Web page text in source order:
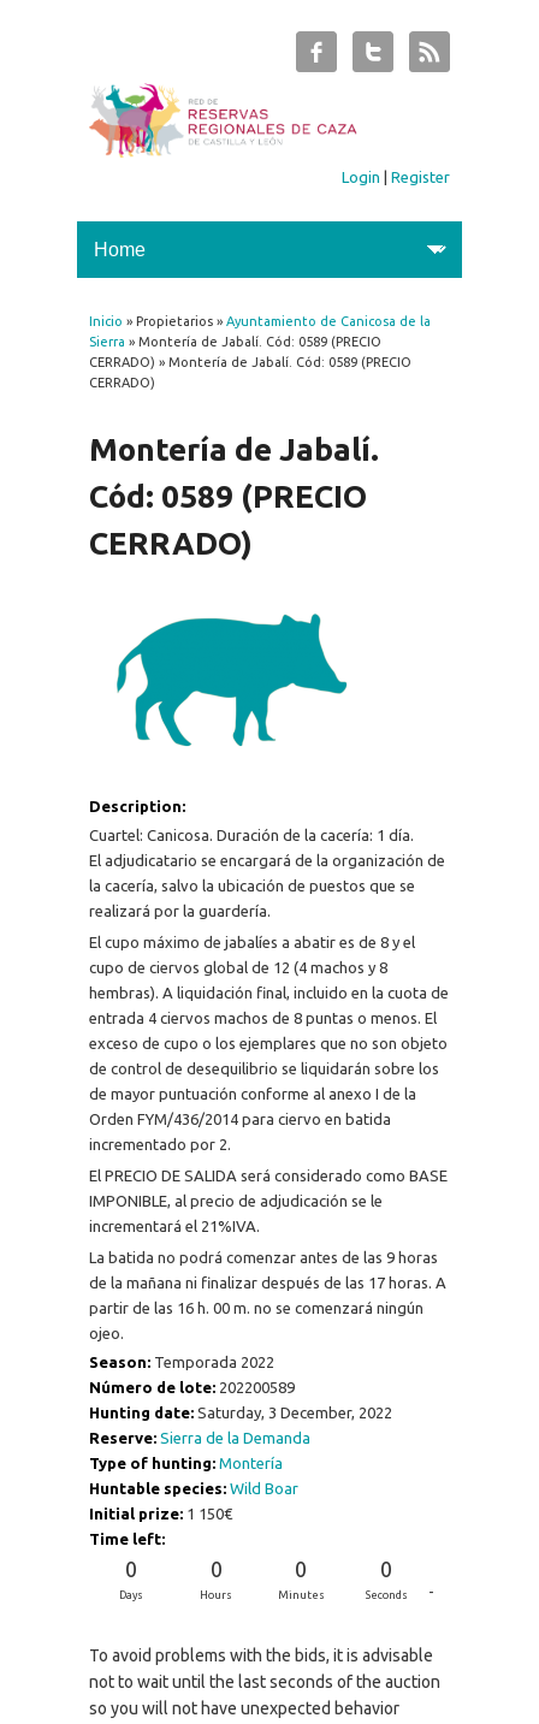
Login |Register
You are here
Inicio » Propietarios » Ayuntamiento de Canicosa de la
Sierra » Montería de Jabalí. Cód: 0589 (PRECIO
CERRADO) » Montería de Jabalí. Cód: 0589 (PRECIO
CERRADO)
Montería de Jabalí.
Cód: 0589 (PRECIO
CERRADO)
Description:
Cuartel: Canicosa. Duración de la cacería: 1 día.
El adjudicatario se encargará de la organización de
la cacería, salvo la ubicación de puestos que se
realizará por la guardería.
El cupo máximo de jabalíes a abatir es de 8 y el
cupo de ciervos global de 12 (4 machos y 8
hembras). A liquidación final, incluido en la cuota de
entrada 4 ciervos machos de 8 puntas o menos. El
exceso de cupo o los ejemplares que no son objeto
de control de desequilibrio se liquidarán sobre los
de mayor puntuación conforme al anexo I de la
Orden FYM/436/2014 para ciervo en batida
incrementado por 2.
El PRECIO DE SALIDA será considerado como BASE
IMPONIBLE, al precio de adjudicación se le
incrementará el 21%IVA.
La batida no podrá comenzar antes de las 9 horas
de la mañana ni finalizar después de las 17 horas. A
partir de las 16 h. 00 m. no se comenzará ningún
ojeo.
Season: Temporada 2022
Número de lote: 202200589
Hunting date: Saturday, 3 December, 2022
Reserve: Sierra de la Demanda
Type of hunting: Montería
Huntable species: Wild Boar
Initial prize: 1 150€
Time left:
0
Days
0
Hours
0
Minutes
0
Seconds -
To avoid problems with the bids, it is advisable
not to wait until the last seconds of the auction
so you will not have unexpected behavior